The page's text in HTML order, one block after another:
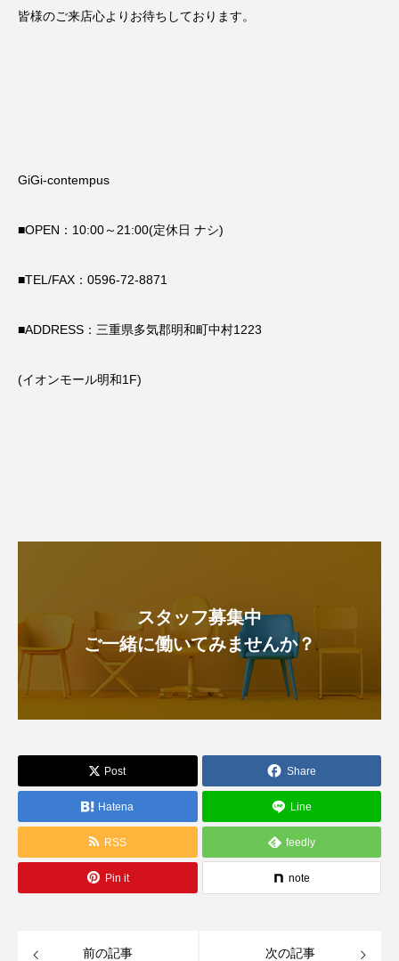
皆様のご来店心よりお待ちしております。
GiGi-contempus
■OPEN：10:00～21:00(定休日 ナシ)
■TEL/FAX：0596-72-8871
■ADDRESS：三重県多気郡明和町中村1223
(イオンモール明和1F)
スタッフ募集中
ご一緒に働いてみませんか？
Post Share
Hatena Line
RSS feedly
Pin it note
前の記事 次の記事